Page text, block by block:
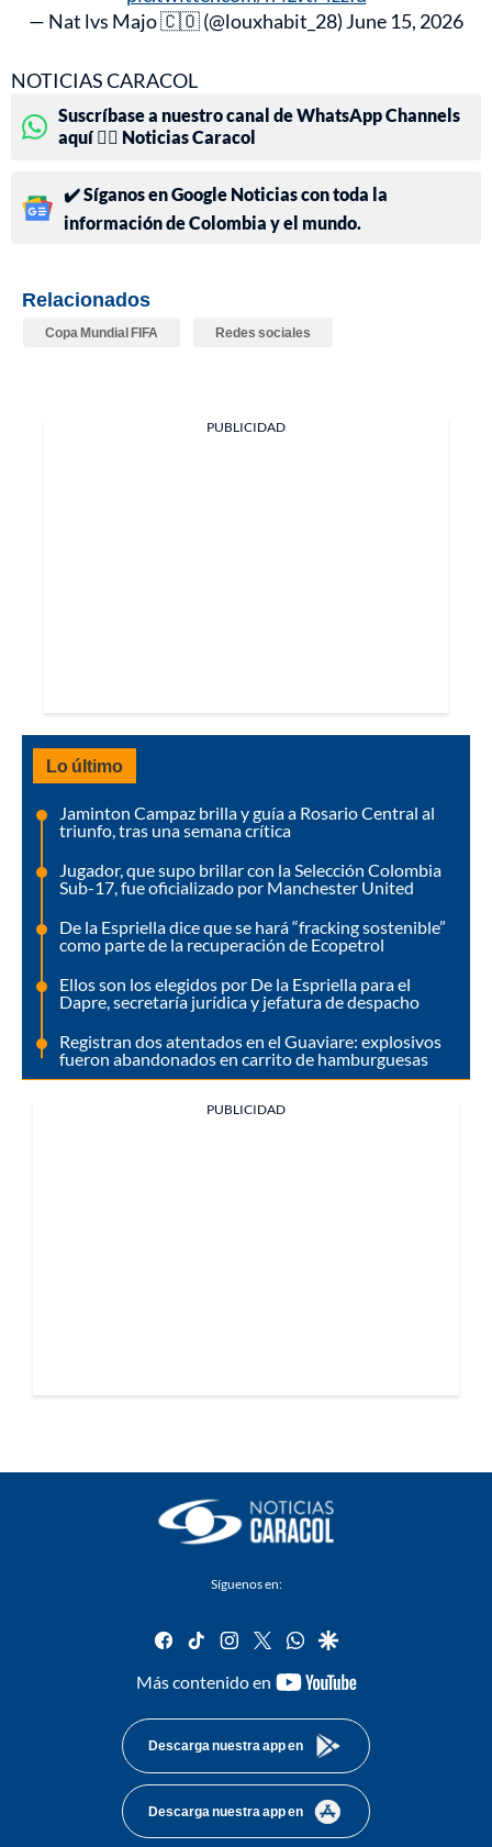
— Nat lvs Majo 🇨🇴 (@louxhabit_28) June 15, 2026
NOTICIAS CARACOL
Suscríbase a nuestro canal de WhatsApp Channels
aquí 👉🏻 Noticias Caracol
✔️ Síganos en Google Noticias con toda la
información de Colombia y el mundo.
Relacionados
Copa Mundial FIFA Redes sociales
PUBLICIDAD
Lo último
Jaminton Campaz brilla y guía a Rosario Central al
triunfo, tras una semana crítica
Jugador, que supo brillar con la Selección Colombia
Sub-17, fue oficializado por Manchester United
De la Espriella dice que se hará “fracking sostenible”
como parte de la recuperación de Ecopetrol
Ellos son los elegidos por De la Espriella para el
Dapre, secretaría jurídica y jefatura de despacho
Registran dos atentados en el Guaviare: explosivos
fueron abandonados en carrito de hamburguesas
PUBLICIDAD
Síguenos en:
facebook
tiktok instagram
twitterwhatsapp
google
Más contenido en
youtube-
Descarga nuestra app en
Descarga nuestra app en